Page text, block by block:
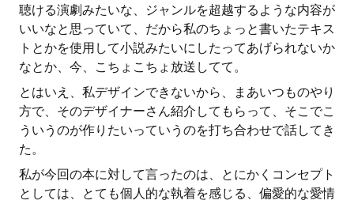
聴ける演劇みたいな、ジャンルを超越するような内容が
いいなと思っていて、だから私のちょっと書いたテキス
トとかを使用して小説みたいにしたってあげられないか
なとか、今、こちょこちょ放送してて。
とはいえ、私デザインできないから、まあいつものやり
方で、そのデザイナーさん紹介してもらって、そこでこ
ういうのが作りたいっていうのを打ち合わせで話してき
た。
私が今回の本に対して言ったのは、とにかくコンセプト
としては、とても個人的な執着を感じる、偏愛的な愛情